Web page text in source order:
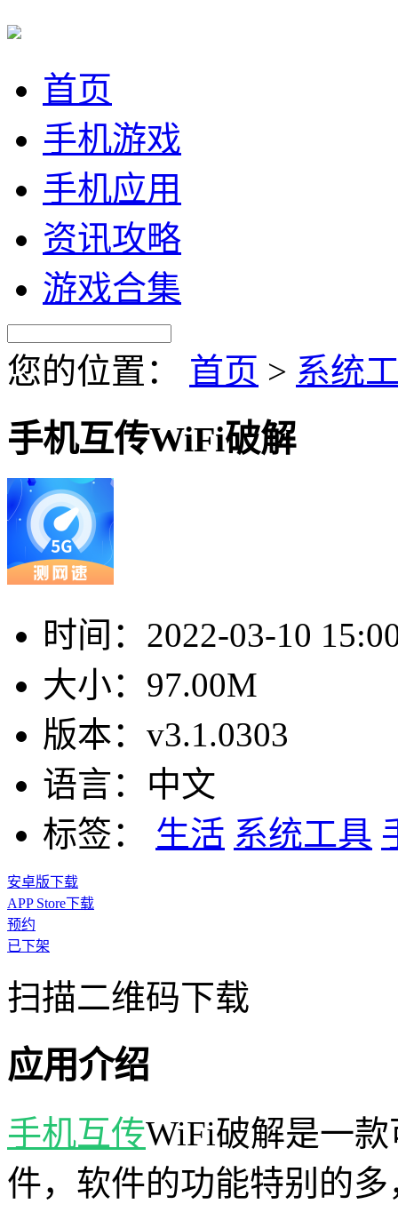
首页
手机游戏
手机应用
资讯攻略
游戏合集
您的位置： 首页 > 系统
手机互传WiFi破解
时间： 2022-03-10
大小： 97.00M
版本： v3.1.0303
语言： 中文
标签：
生活 系统工具
安卓版下载
APP Store下载
预约
已下架
扫描二维码下载
应用介绍
手机互传WiFi破解是一
件，软件的功能特别的